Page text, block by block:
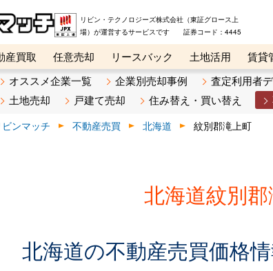
リビン・テクノロジーズ株式会社（東証グロース上
場）が運営するサービスです 証券コード：4445
産買取 任意売却 リースバック 土地活用 賃貸
ト不動産カンパニー オンライン講座 リビンマガ
オススメ企業一覧 企業別売却事例 査定利用者
土地売却 戸建て売却 住み替え・買い替え
ンマッチ 不動産売買 北海道 紋別郡滝上町
北海道紋別
北海道の不動産売買価格